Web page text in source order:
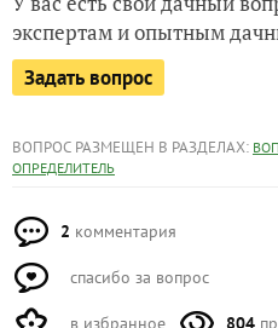
экспертам и опытным
Задать вопрос
ВОПРОС РАЗМЕЩЕН В РАЗДЕЛАХ:
ОПРЕДЕЛИТЕЛЬ
2 комментария
спасибо за вопрос
в избранное 804